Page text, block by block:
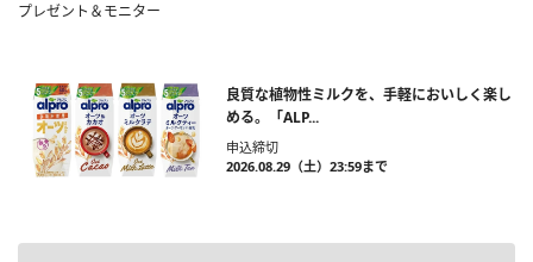
プレゼント＆モニター
良質な植物性ミルクを、手軽においしく楽し
める。「ALP...
申込締切
2026.08.29（土）23:59まで